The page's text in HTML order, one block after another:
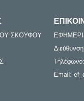
ΣΚΟΥΦΟΥ
Email: